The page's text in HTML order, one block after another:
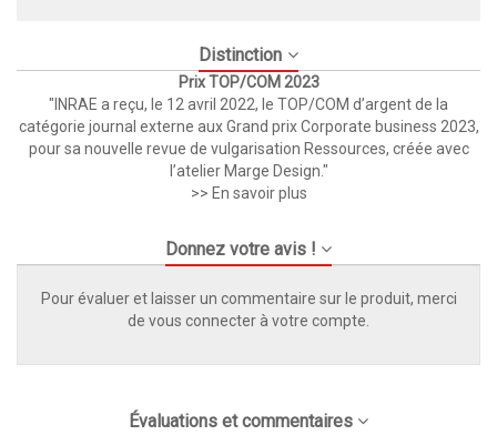
Distinction
Prix TOP/COM 2023
"INRAE a reçu, le 12 avril 2022, le TOP/COM d’argent de la
catégorie journal externe aux Grand prix Corporate business 2023,
pour sa nouvelle revue de vulgarisation Ressources, créée avec
l’atelier Marge Design."
>> En savoir plus
Donnez votre avis !
Pour évaluer et laisser un commentaire sur le produit, merci
de vous connecter à votre compte.
Évaluations et commentaires